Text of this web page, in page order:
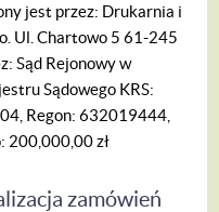
jest przez: Drukarnia i
Ul. Chartowo 5 61-245
Sąd Rejonowy w
Sądowego KRS:
Regon: 632019444,
200,000,00 zł
zamówień